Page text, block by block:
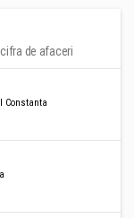
de afaceri
Constanta